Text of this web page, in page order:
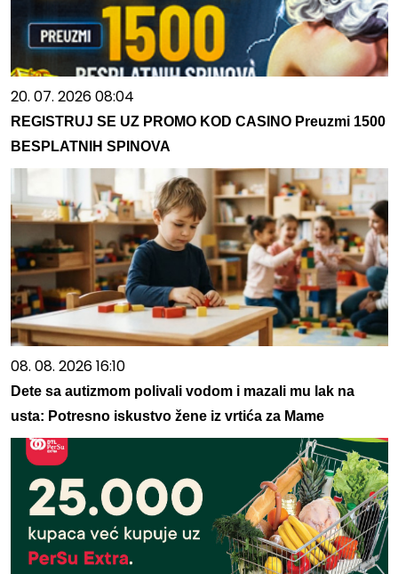
20. 07. 2026 08:04
REGISTRUJ SE UZ PROMO KOD CASINO Preuzmi 1500
BESPLATNIH SPINOVA
08. 08. 2026 16:10
Dete sa autizmom polivali vodom i mazali mu lak na
usta: Potresno iskustvo žene iz vrtića za Mame